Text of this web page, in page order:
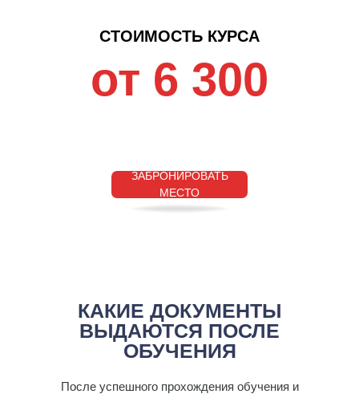
ЗАБРОНИРОВАТЬ
МЕСТО
СТОИМОСТЬ КУРСА
от 6 300
КАКИЕ ДОКУМЕНТЫ
ВЫДАЮТСЯ ПОСЛЕ
ОБУЧЕНИЯ
После успешного прохождения обучения и